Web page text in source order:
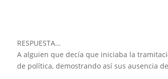
RESPUESTA…
A alguien que decía que iniciaba la
de política, demostrando así sus ausencia